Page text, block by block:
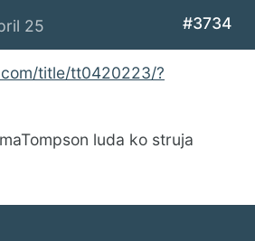
25 #3734
title/tt0420223/?
luda ko struja